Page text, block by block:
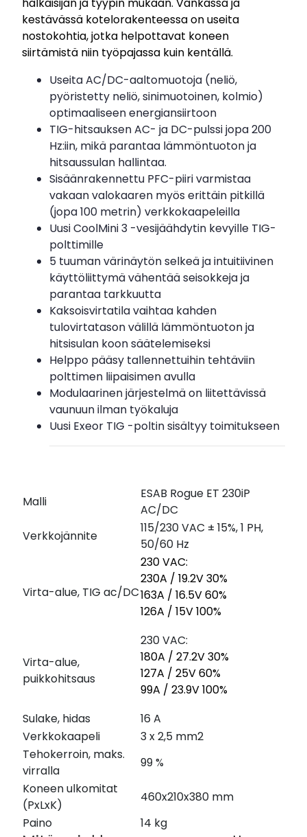
halkaisijan ja tyypin mukaan. Vankassa ja
kestävässä kotelorakenteessa on useita
nostokohtia, jotka helpottavat koneen
siirtämistä niin työpajassa kuin kentällä.
Useita AC/DC-aaltomuotoja (neliö,
pyöristetty neliö, sinimuotoinen, kolmio)
optimaaliseen energiansiirtoon
TIG-hitsauksen AC- ja DC-pulssi jopa 200
Hz:iin, mikä parantaa lämmöntuoton ja
hitsaussulan hallintaa.
Sisäänrakennettu PFC-piiri varmistaa
vakaan valokaaren myös erittäin pitkillä
(jopa 100 metrin) verkkokaapeleilla
Uusi CoolMini 3 -vesijäähdytin kevyille TIG-
polttimille
5 tuuman värinäytön selkeä ja intuitiivinen
käyttöliittymä vähentää seisokkeja ja
parantaa tarkkuutta
Kaksoisvirtatila vaihtaa kahden
tulovirtatason välillä lämmöntuoton ja
hitsisulan koon säätelemiseksi
Helppo pääsy tallennettuihin tehtäviin
polttimen liipaisimen avulla
Modulaarinen järjestelmä on liitettävissä
vaunuun ilman työkaluja
Uusi Exeor TIG -poltin sisältyy toimitukseen
Malli
ESAB Rogue ET 230iP
AC/DC
Verkkojännite
115/230 VAC ± 15%, 1 PH,
50/60 Hz
Virta-alue, TIG ac/DC
230 VAC:
230A / 19.2V 30%
163A / 16.5V 60%
126A / 15V 100%
Virta-alue,
puikkohitsaus
230 VAC:
180A / 27.2V 30%
127A / 25V 60%
99A / 23.9V 100%
Sulake, hidas
16 A
Verkkokaapeli
3 x 2,5 mm2
Tehokerroin, maks.
virralla
99 %
Koneen ulkomitat
(PxLxK)
460x210x380 mm
Paino
14 kg